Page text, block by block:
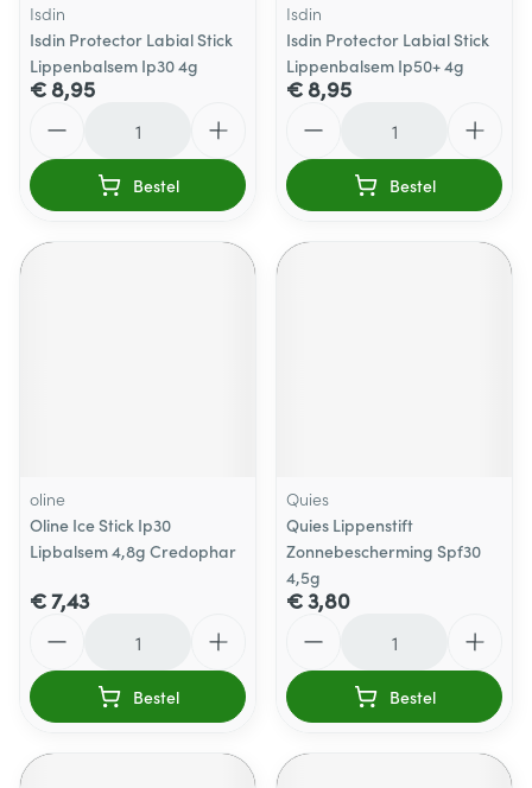
Isdin
Isdin Protector Labial Stick
Lippenbalsem Ip30 4g
€ 8,95
Bestel
Isdin
Isdin Protector Labial Stick
Lippenbalsem Ip50+ 4g
€ 8,95
Bestel
oline
Oline Ice Stick Ip30
Lipbalsem 4,8g Credophar
€ 7,43
Bestel
Quies
Quies Lippenstift
Zonnebescherming Spf30
4,5g
€ 3,80
Bestel